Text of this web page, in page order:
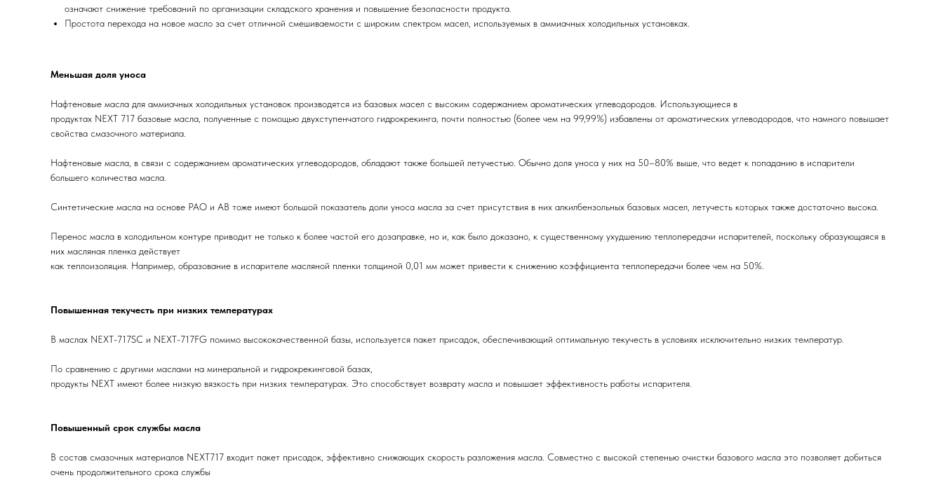
означают снижение требований по организации складского хранения и повышение безопасности продукта.
Простота перехода на новое масло за счет отличной смешиваемости с широким спектром масел, используемых в аммиачных холодильных установках.
Меньшая доля уноса
Нафтеновые масла для аммиачных холодильных установок производятся из базовых масел с высоким содержанием ароматических углеводородов. Использующиеся в
продуктах NEXT 717 базовые масла, полученные с помощью двухступенчатого гидрокрекинга, почти полностью (более чем на 99,99%) избавлены от ароматических углеводородов, что намного повышает
свойства смазочного материала.
Нафтеновые масла, в связи с содержанием ароматических углеводородов, обладают также большей летучестью. Обычно доля уноса у них на 50–80% выше, что ведет к попаданию в испарители
большего количества масла.
Синтетические масла на основе PAO и AB тоже имеют большой показатель доли уноса масла за счет присутствия в них алкилбензольных базовых масел, летучесть которых также достаточно высока.
Перенос масла в холодильном контуре приводит не только к более частой его дозаправке, но и, как было доказано, к существенному ухудшению теплопередачи испарителей, поскольку образующаяся в
них масляная пленка действует
как теплоизоляция. Например, образование в испарителе масляной пленки толщиной 0,01 мм может привести к снижению коэффициента теплопередачи более чем на 50%.
Повышенная текучесть при низких температурах
В маслах NEXT-717SC и NEXT-717FG помимо высококачественной базы, используется пакет присадок, обеспечивающий оптимальную текучесть в условиях исключительно низких температур.
По сравнению с другими маслами на минеральной и гидрокрекинговой базах,
продукты NEXT имеют более низкую вязкость при низких температурах. Это способствует возврату масла и повышает эффективность работы испарителя.
Повышенный срок службы масла
В состав смазочных материалов NEXT717 входит пакет присадок, эффективно снижающих скорость разложения масла. Совместно с высокой степенью очистки базового масла это позволяет добиться
очень продолжительного срока службы